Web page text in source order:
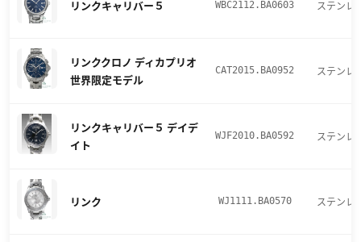
リンクキャリバー５ WBC2112.BA0603 ステンレ
リンククロノ ディカプリオ
世界限定モデル
CAT2015.BA0952 ステンレ
リンクキャリバー５ デイデ
イト
WJF2010.BA0592 ステンレ
リンク WJ1111.BA0570 ステンレ